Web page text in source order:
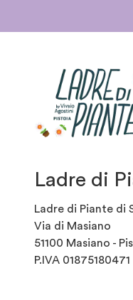
Ladre di
Ladre di Piante di
Via di Masiano
51100 Masiano -
P.IVA 01875180471